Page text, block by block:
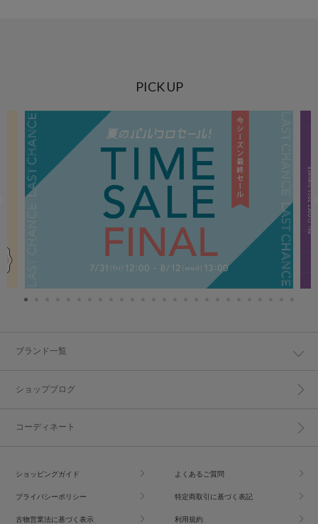
PICK UP
ブランド一覧
ショップブログ
コーディネート
ショッピングガイド よくあるご質問
プライバシーポリシー 特定商取引に基づく表記
古物営業法に基づく表示 利用規約